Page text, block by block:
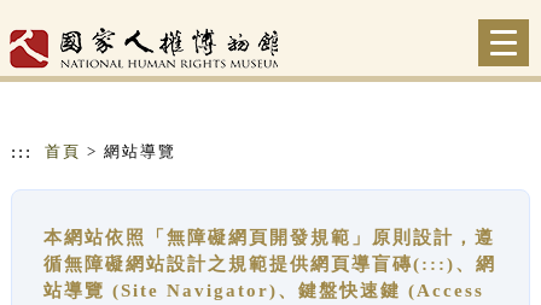
::: 首頁 > 網站導覽
本網站依照「無障礙網頁開發規範」原則設計，遵
循無障礙網站設計之規範提供網頁導盲磚(:::)、網
站導覽 (Site Navigator)、鍵盤快速鍵 (Access